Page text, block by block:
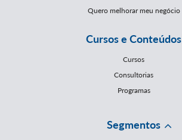
Quero melhorar meu negócio
Cursos e Conteúdos
Cursos
Consultorias
Programas
Segmentos